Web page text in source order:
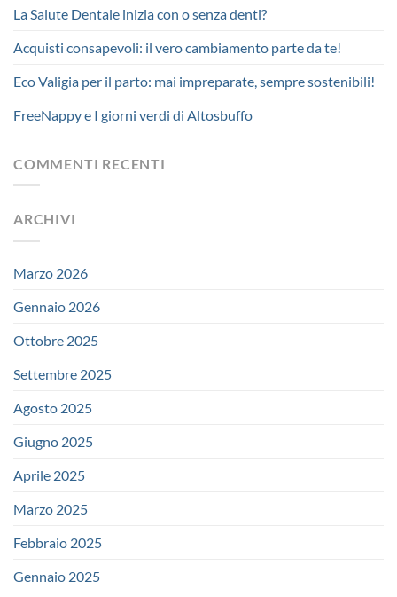
La Salute Dentale inizia con o senza denti?
Acquisti consapevoli: il vero cambiamento parte da te!
Eco Valigia per il parto: mai impreparate, sempre sostenibili!
FreeNappy e I giorni verdi di Altosbuffo
COMMENTI RECENTI
ARCHIVI
Marzo 2026
Gennaio 2026
Ottobre 2025
Settembre 2025
Agosto 2025
Giugno 2025
Aprile 2025
Marzo 2025
Febbraio 2025
Gennaio 2025